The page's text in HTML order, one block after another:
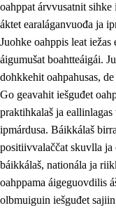
oahppat árvvusatnit sihke
áktet earaláganvuođa ja
Juohke oahppis leat
áigumušat boahtteáigái.
dohkkehit oahpahusas,
Go geavahit iešguđet
praktihkalaš ja
ipmárdusa. Báikkálaš
positiivvalaččat skuvlla ja
báikkálaš, nationála ja
oahppama áigeguovdilis
olbmuiguin iešguđet